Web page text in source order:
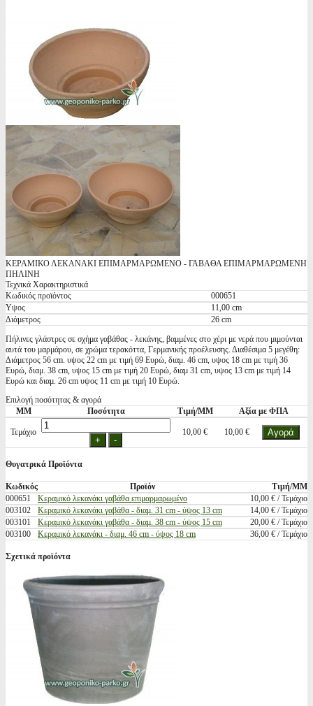
ΚΕΡΑΜΙΚΟ ΛΕΚΑΝΑΚΙ ΕΠΙΜΑΡΜΑΡΩΜΕΝΟ - ΓΑΒΑΘΑ ΕΠΙΜΑΡΜΑΡΩΜΕΝΗ
ΠΗΛΙΝΗ
Τεχνικά Χαρακτηριστικά
Κωδικός προϊόντος
000651
Υψος
11,00 cm
Διάμετρος
26 cm
Πήλινες γλάστρες σε σχήμα γαβάθας - λεκάνης, βαμμένες στο χέρι με νερά που μιμούνται
αυτά του μαρμάρου, σε χρώμα τερακόττα, Γερμανικής προέλευσης. Διαθέσιμα 5 μεγέθη:
Διάμετρος 56 cm. υψος 22 cm με τιμή 69 Ευρώ, διαμ. 46 cm, υψος 18 cm με τιμή 36
Ευρώ, διαμ. 38 cm, υψος 15 cm με τιμή 20 Ευρώ, διαμ 31 cm, υψος 13 cm με τιμή 14
Ευρώ και διαμ. 26 cm υψος 11 cm με τιμή 10 Ευρώ.
Επιλογή ποσότητας & αγορά
ΜΜ
Ποσότητα Τιμή/ΜΜ Αξία με ΦΠΑ
Τεμάχιο 10,00 € 10,00 €
Θυγατρικά Προϊόντα
Κωδικός Προϊόν
Τιμή/ΜΜ
000651
Κεραμικό λεκανάκι γαβάθα επιμαρμαρωμένο
10,00 € / Τεμάχιο
003102
Κεραμικό λεκανάκι γαβάθα - διαμ. 31 cm - ύψος 13 cm
14,00 € / Τεμάχιο
003101
Κεραμικό λεκανάκι γαβάθα - διαμ. 38 cm - ύψος 15 cm
20,00 € / Τεμάχιο
003100
Κεραμικό λεκανάκι - διαμ. 46 cm - ύψος 18 cm 36,00 € / Τεμάχιο
Σχετικά προϊόντα